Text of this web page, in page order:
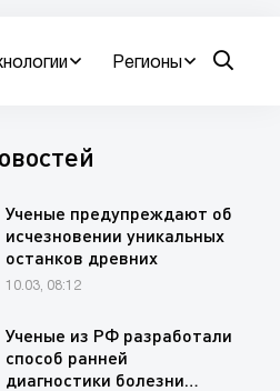
Регионы
Ученые предупреждают об
исчезновении уникальных
останков древних
животных на…
10.03, 08:12
Ученые из РФ разработали
способ ранней
диагностики болезни…